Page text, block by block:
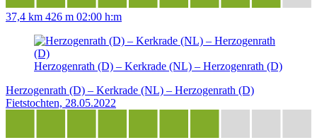
37,4 km 426 m 02:00 h:m
Herzogenrath (D) – Kerkrade (NL) – Herzogenrath (D)
Herzogenrath (D) – Kerkrade (NL) – Herzogenrath (D)
Fietstochten, 28.05.2022